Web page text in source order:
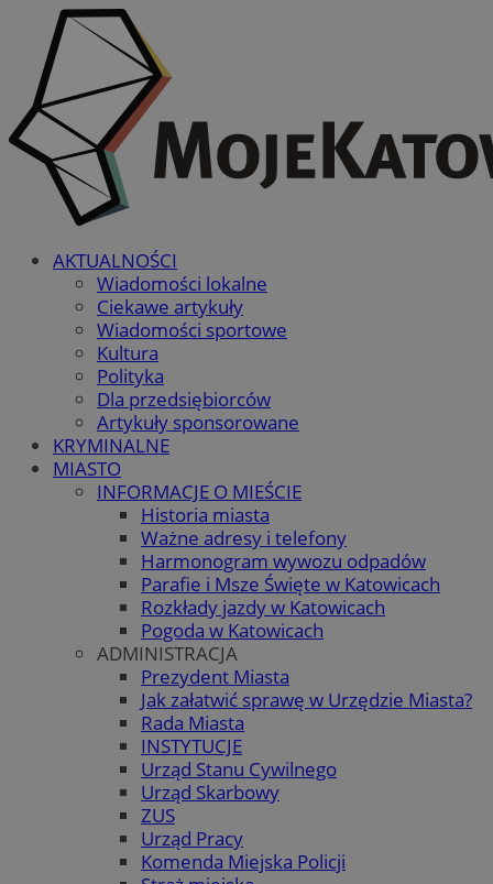
AKTUALNOŚCI
Wiadomości lokalne
Ciekawe artykuły
Wiadomości sportowe
Kultura
Polityka
Dla przedsiębiorców
Artykuły sponsorowane
KRYMINALNE
MIASTO
INFORMACJE O MIEŚCIE
Historia miasta
Ważne adresy i telefony
Harmonogram wywozu odpadów
Parafie i Msze Święte w Katowicach
Rozkłady jazdy w Katowicach
Pogoda w Katowicach
ADMINISTRACJA
Prezydent Miasta
Jak załatwić sprawę w Urzędzie Miasta?
Rada Miasta
INSTYTUCJE
Urząd Stanu Cywilnego
Urząd Skarbowy
ZUS
Urząd Pracy
Komenda Miejska Policji